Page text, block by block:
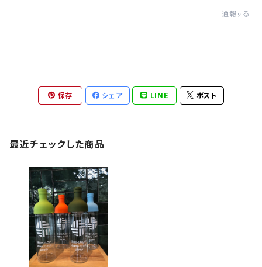
通報する
保存 シェア LINE ポスト
最近チェックした商品